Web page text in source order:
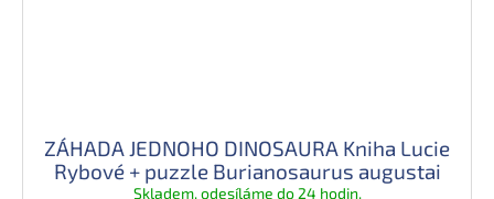
ZÁHADA JEDNOHO DINOSAURA Kniha Lucie
Rybové + puzzle Burianosaurus augustai
Skladem, odesíláme do 24 hodin.